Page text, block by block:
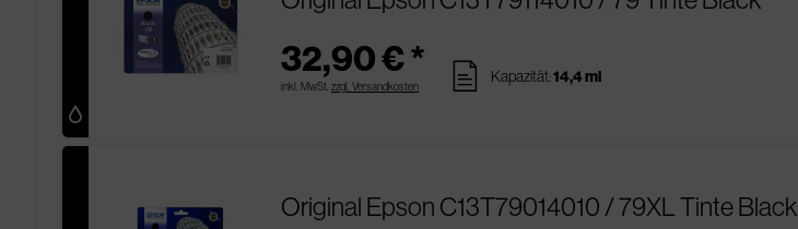
32,90 € *
inkl. MwSt. zzgl. Versandkosten pages Kapazität:14,4 ml
Original Epson C13T79014010 / 79XL Tinte Black